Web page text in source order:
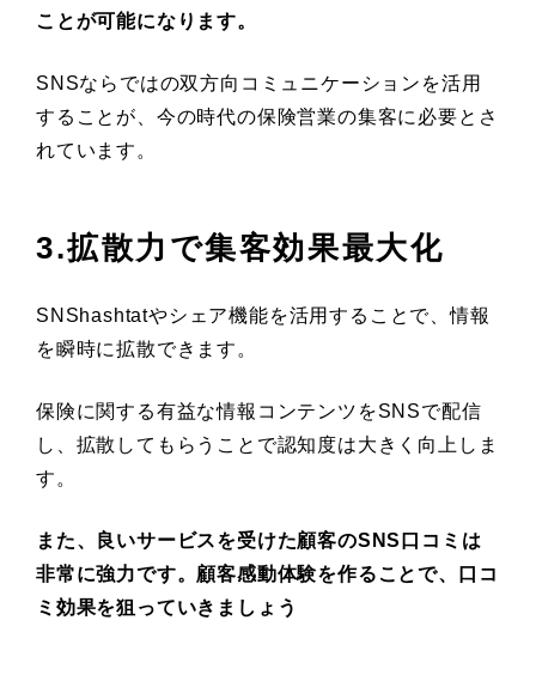
ことが可能になります。
SNSならではの双方向コミュニケーションを活用
することが、今の時代の保険営業の集客に必要とさ
れています。
3.拡散力で集客効果最大化
SNShashtatやシェア機能を活用することで、情報
を瞬時に拡散できます。
保険に関する有益な情報コンテンツをSNSで配信
し、拡散してもらうことで認知度は大きく向上しま
す。
また、良いサービスを受けた顧客のSNS口コミは
非常に強力です。顧客感動体験を作ることで、口コ
ミ効果を狙っていきましょう